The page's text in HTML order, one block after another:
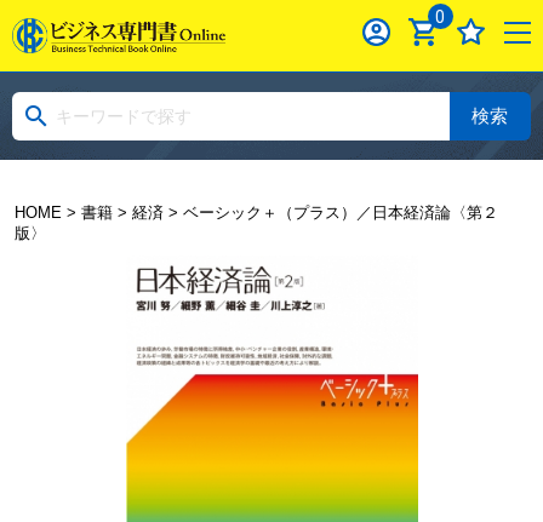
0
検索
HOME> 書籍> 経済 > ベーシック＋（プラス）／日本経済論〈第２
版〉